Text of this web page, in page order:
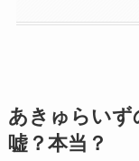
あきゅらいず
嘘？本当？